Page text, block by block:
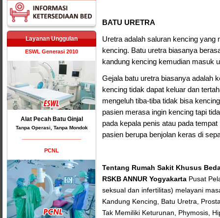
Layanan Unggulan
ESWL Generasi 2010
Alat Pecah Batu Ginjal
Tanpa Operasi, Tanpa Mondok
PCNL
BATU URETRA
Uretra adalah saluran kencing yang
kencing. Batu uretra biasanya
kandung kencing kemudian masuk
Gejala batu uretra biasanya adalah
kencing tidak dapat keluar dan
mengeluh tiba-tiba tidak bisa
pasien merasa ingin kencing tapi
pada kepala penis atau pada
pasien berupa benjolan keras di
Tentang Rumah Sakit Khusus
RSKB ANNUR Yogyakarta Pusat
seksual dan infertilitas) melayani
Kandung Kencing, Batu Uretra,
Tak Memiliki Keturunan, Phymosis,